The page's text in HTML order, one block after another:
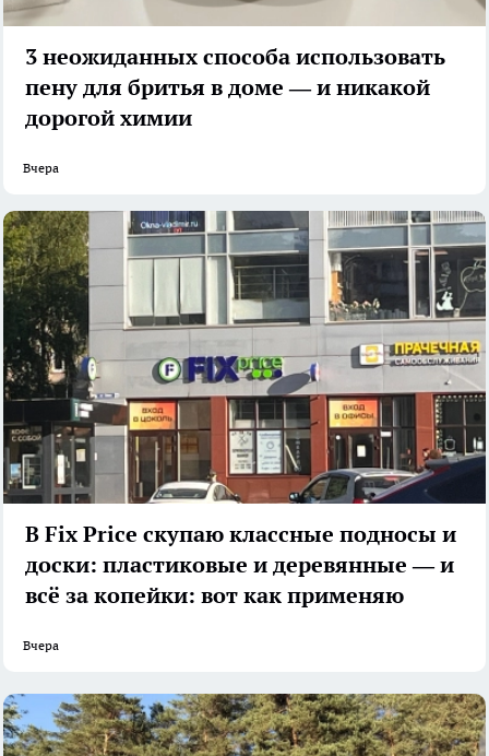
3 неожиданных способа использовать
пену для бритья в доме — и никакой
дорогой химии
Вчера
В Fix Price скупаю классные подносы и
доски: пластиковые и деревянные — и
всё за копейки: вот как применяю
Вчера